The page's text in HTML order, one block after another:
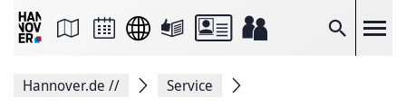
Suche
Seite
Facebook
Hannover.de //
Service